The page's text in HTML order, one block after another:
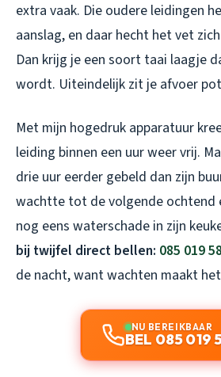
extra vaak. Die oudere leidingen
aanslag, en daar hecht het vet
Dan krijg je een soort taai laagje
wordt. Uiteindelijk zit je afvoer
Met mijn hogedruk apparatuur
leiding binnen een uur weer vrij.
drie uur eerder gebeld dan zijn
wachtte tot de volgende ochtend
nog eens waterschade in zijn
bij twijfel direct bellen: 085 019
de nacht, want wachten maakt
NU BEREIKBAAR
BEL 085 019